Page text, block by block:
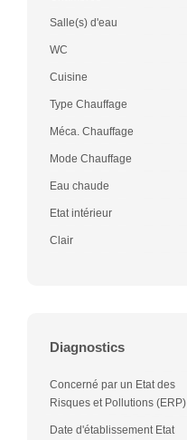
Salle(s) d'eau
WC
Cuisine
Type Chauffage
Méca. Chauffage
Mode Chauffage
Eau chaude
Etat intérieur
Clair
Diagnostics
Concerné par un Etat des
Risques et Pollutions (ERP)
Date d'établissement Etat